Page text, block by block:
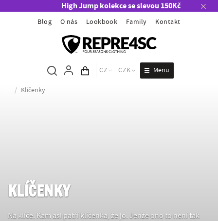
High Jump kolekce se slevou 150Kč
Blog O nás Lookbook Family Kontakt
Obsah košíku
CZ CZK Menu
/ Klíčenky
KLÍČENKY
Na klíče. Kam asi patří klíčenka, že jo. Jenže ono to není tak